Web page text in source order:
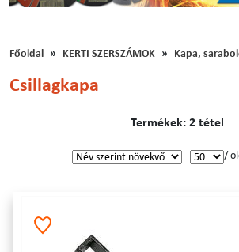
Főoldal KERTI SZERSZÁMOK Kapa,
Csillagkapa
Termékek: 2 tétel
/